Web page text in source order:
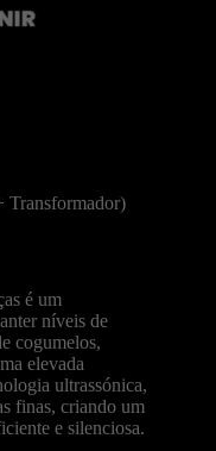
Transformador)
é um
níveis de
cogumelos,
elevada
ultrassónica,
finas, criando um
e silenciosa.